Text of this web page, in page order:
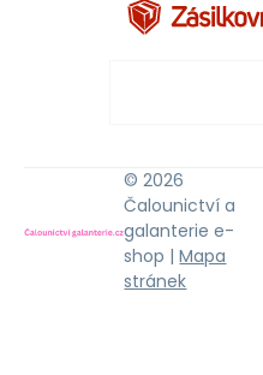
© 2026
Čalounictví a
galanterie e-
shop |Mapa
stránek